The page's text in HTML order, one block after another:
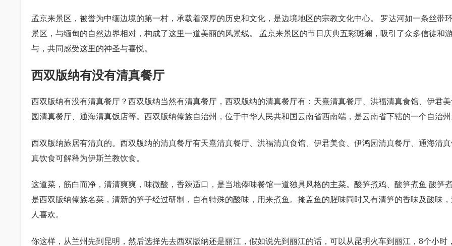
孟京来景区，被誉为中缅边境的第一村，承载着深厚的历史和文化，是边境地区的宗教文化中心。 罗达河如一条丝带
景区，与缅甸的自然边界相对，构成了这里一道美丽的风景线。 孟京来景区的节日庆典五彩斑斓，吸引了众多信徒和
与，共同感受这里的神圣与喜悦。
西双版纳有没有清真餐厅
西双版纳有没有清真餐厅？西双版纳当然有清真餐厅，西双版纳的清真餐厅有：天熹清真餐厅、洪福清真食馆、伊君
园清真餐厅、通海清真饭店等。西双版纳傣族自治州，位于中华人民共和国云南省西南端，是云南省下辖的一个自治
西双版纳旅居有清真的。西双版纳的清真餐厅有天熹清真餐厅、洪福清真食馆、伊君美食、伊鸿园清真餐厅、通海清
真饮食可解释为伊斯兰教饮食。
这道菜，筋白而净，清清爽爽，味微酸，香辣适口，是当地傣味餐馆一道独具风格的主菜。酸笋煮鸡、酸笋煮鱼 酸笋
是西双版纳傣族名菜，清新的笋子经过研制，自有特殊的酸味，用来煮鱼。掩盖鱼的腥味同时又有清笋的香味及酸味
人喜欢。
你这样，从兰州先到昆明，然后选择先去西双版纳还是丽江，假如说先到丽江的话，可以从昆明火车到丽江，8个小时